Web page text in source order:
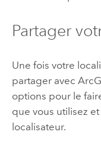
Partager
Une fois votre
partager avec
options pour le
que vous utilisez
localisateur.